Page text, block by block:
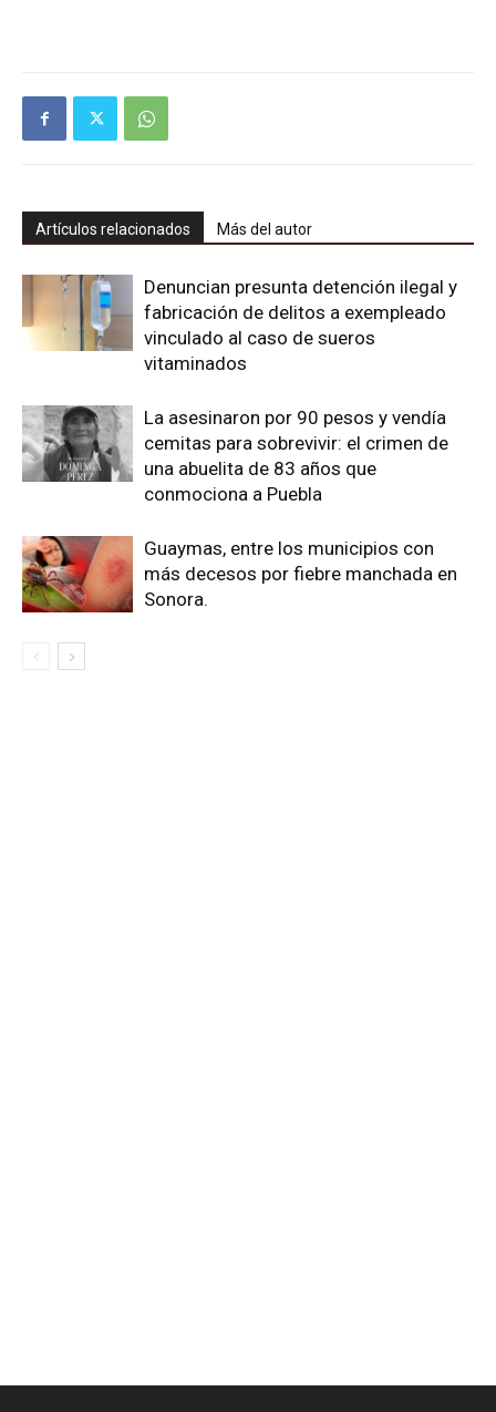
Artículos relacionados Más del autor
Denuncian presunta detención ilegal y
fabricación de delitos a exempleado
vinculado al caso de sueros
vitaminados
La asesinaron por 90 pesos y vendía
cemitas para sobrevivir: el crimen de
una abuelita de 83 años que
conmociona a Puebla
Guaymas, entre los municipios con
más decesos por fiebre manchada en
Sonora.